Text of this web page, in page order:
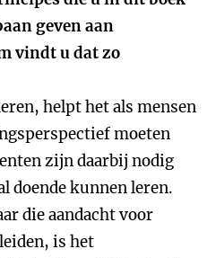
geven aan
vindt u dat zo
helpt het als mensen
moeten
zijn daarbij nodig
doende kunnen leren.
die aandacht voor
is het